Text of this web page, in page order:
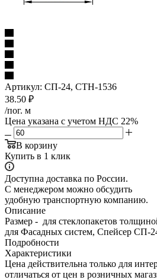
Артикул: СП-24, СТН-1536
38.50 ₽
/пог. м
Цена указана с учетом НДС 22%
В корзину
Купить в 1 клик
Доступна доставка по России.
С менеджером можно обсудить
удобную транспортную компанию.
Описание
Размер - для стеклопакетов
для Фасадных систем, Спейсер СП-
Подробности
Характеристики
Цена действительна только для
отличаться от цен в розничных